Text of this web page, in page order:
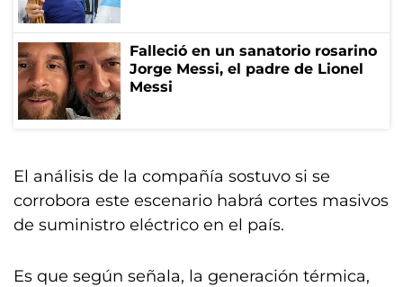
Falleció en un sanatorio rosarino
Jorge Messi, el padre de Lionel
Messi
El análisis de la compañía sostuvo si se
corrobora este escenario habrá cortes masivos
de suministro eléctrico en el país.
Es que según señala, la generación térmica,